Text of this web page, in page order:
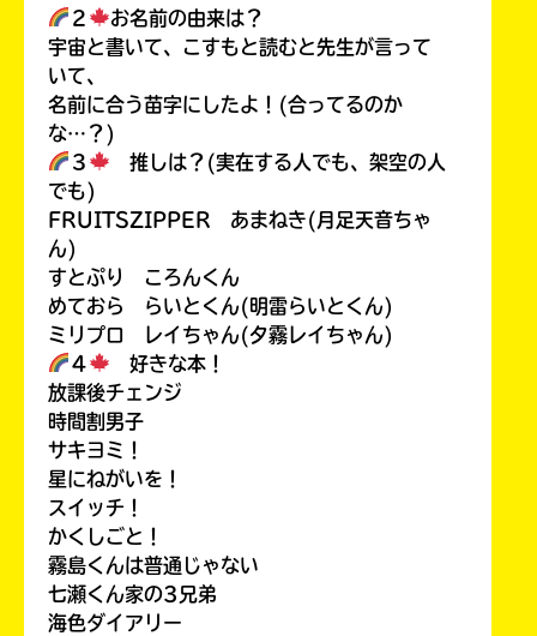
２
お名前の由来は？
宇宙と書いて、こすもと読むと先生が言って
いて、
名前に合う苗字にしたよ！(合ってるのか
な…？)
３
推しは？(実在する人でも、架空の人
でも)
FRUITSZIPPER あまねき(月足天音ちゃ
ん)
すとぷり ころんくん
めておら らいとくん(明雷らいとくん)
ミリプロ レイちゃん(夕霧レイちゃん)
４
好きな本！
放課後チェンジ
時間割男子
サキヨミ！
星にねがいを！
スイッチ！
かくしごと！
霧島くんは普通じゃない
七瀬くん家の3兄弟
海色ダイアリー